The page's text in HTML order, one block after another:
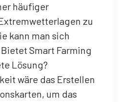
häufiger
zu
kann man sich
Smart Farming
Lösung?
wäre das Erstellen
um das